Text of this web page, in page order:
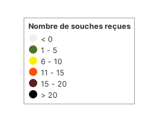
< 0
1 - 5
6 - 10
11 - 15
15 - 20
> 20
Nombre de souches reçues